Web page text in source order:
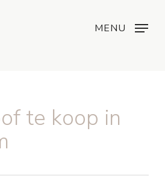
MENU
te koop in